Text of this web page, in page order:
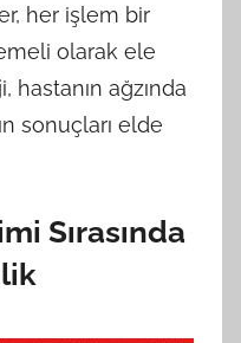
her işlem bir
olarak ele
hastanın ağzında
sonuçları elde
Sırasında